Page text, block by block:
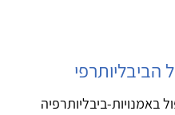
הביבליותרפי
באמנויות-ביבליותרפיה